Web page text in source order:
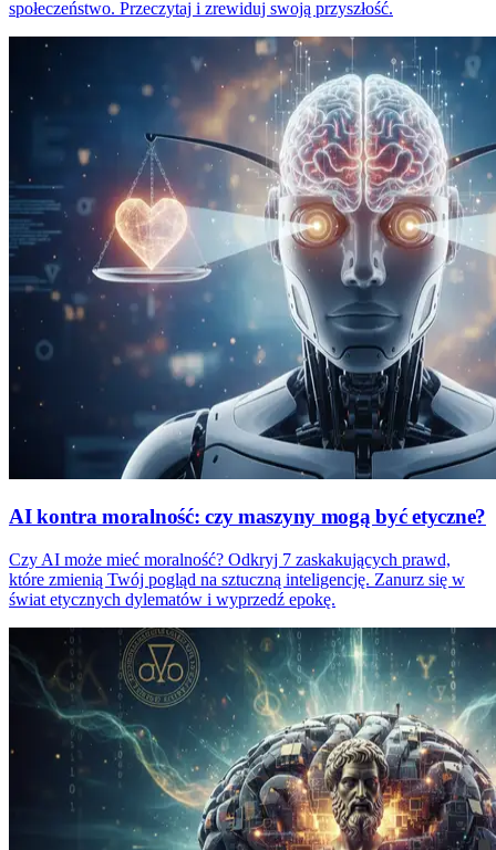
społeczeństwo. Przeczytaj i zrewiduj swoją przyszłość.
AI kontra moralność: czy maszyny mogą być etyczne?
Czy AI może mieć moralność? Odkryj 7 zaskakujących prawd,
które zmienią Twój pogląd na sztuczną inteligencję. Zanurz się w
świat etycznych dylematów i wyprzedź epokę.